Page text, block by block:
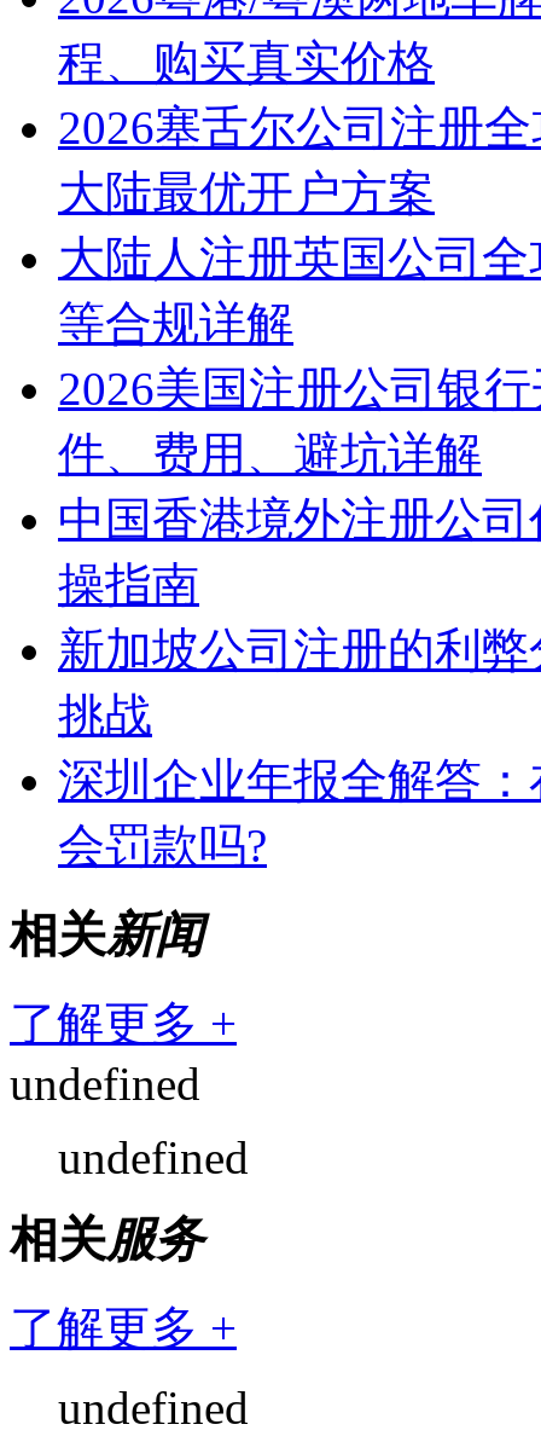
程、购买真实价格
2026塞舌尔公司注册
大陆最优开户方案
大陆人注册英国公司
等合规详解
2026美国注册公司银
件、费用、避坑详解
中国香港境外注册公
操指南
新加坡公司注册的利
挑战
深圳企业年报全解答
会罚款吗?
相关新闻
了解更多 +
undefined
undefined
相关服务
了解更多 +
undefined